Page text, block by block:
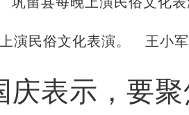
演民俗文化表演。 王小
表示，要聚